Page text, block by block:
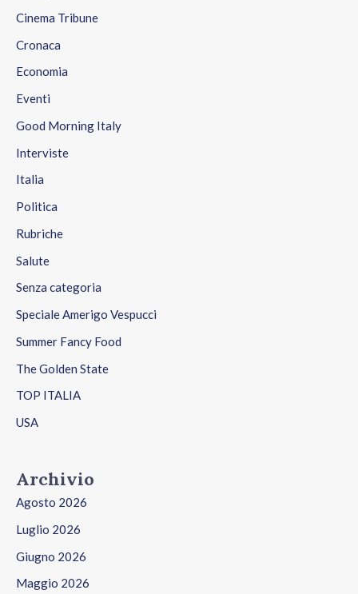
Cinema Tribune
Cronaca
Economia
Eventi
Good Morning Italy
Interviste
Italia
Politica
Rubriche
Salute
Senza categoria
Speciale Amerigo Vespucci
Summer Fancy Food
The Golden State
TOP ITALIA
USA
Archivio
Agosto 2026
Luglio 2026
Giugno 2026
Maggio 2026